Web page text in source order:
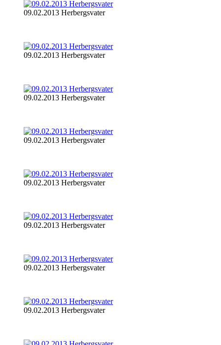
09.02.2013 Herbergsvater
09.02.2013 Herbergsvater
09.02.2013 Herbergsvater
09.02.2013 Herbergsvater
09.02.2013 Herbergsvater
09.02.2013 Herbergsvater
09.02.2013 Herbergsvater
09.02.2013 Herbergsvater